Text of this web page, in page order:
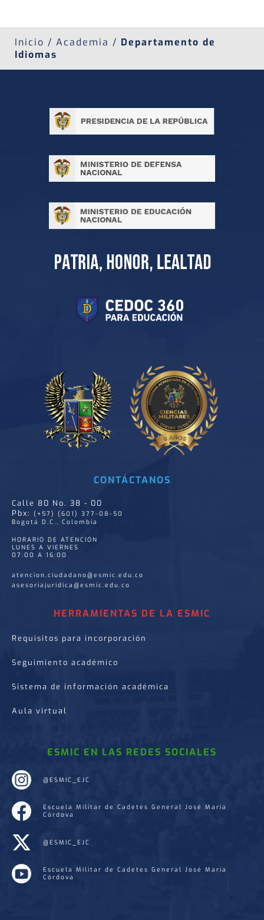
Inicio / Academia / Departamento de
Idiomas
CONTÁCTANOS
Calle 80 No. 38 - 00
Pbx:
(+57) (601) 377-08-50
Bogotá D.C., Colombia
HORARIO DE ATENCIÓN
LUNES A VIERNES
07:00 A 16:00
atencion.ciudadano@esmic.edu.co
asesoriajuridica@esmic.edu.co
HERRAMIENTAS DE LA ESMIC
Requisitos para incorporación
Seguimiento académico
Sistema de información académica
Aula virtual
ESMIC EN LAS REDES SOCIALES
@ESMIC_EJC
Escuela Militar de Cadetes General José María
Córdova
@ESMIC_EJC
Escuela Militar de Cadetes General José María
Córdova